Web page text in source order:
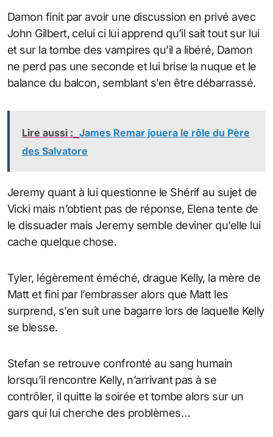
Damon finit par avoir une discussion en privé avec
John Gilbert, celui ci lui apprend qu’il sait tout sur lui
et sur la tombe des vampires qu’il a libéré, Damon
ne perd pas une seconde et lui brise la nuque et le
balance du balcon, semblant s’en être débarrassé.
Lire aussi : James Remar jouera le rôle du Père
des Salvatore
Jeremy quant à lui questionne le Shérif au sujet de
Vicki mais n’obtient pas de réponse, Elena tente de
le dissuader mais Jeremy semble deviner qu’elle lui
cache quelque chose.
Tyler, légèrement éméché, drague Kelly, la mère de
Matt et fini par l’embrasser alors que Matt les
surprend, s’en suit une bagarre lors de laquelle Kelly
se blesse.
Stefan se retrouve confronté au sang humain
lorsqu’il rencontre Kelly, n’arrivant pas à se
contrôler, il quitte la soirée et tombe alors sur un
gars qui lui cherche des problèmes…